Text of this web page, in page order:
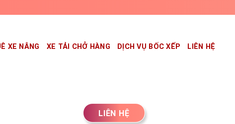
XE NÂNG XE TẢI CHỞ HÀNG DỊCH VỤ BỐC XẾP LIÊN HỆ
LIÊN HỆ